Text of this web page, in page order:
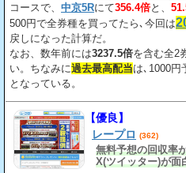
コースで、 中京5Rにて356.4倍と、
500円で全券種を買ってたら､今回は
戻しになった計算だ。
なお、数年前には3237.5倍を含む全2
い。ちなみに過去最高配当は､1000円
となっている。
【優良】
レープロ (362)
無料予想の回収率
X(ツイッター)が面